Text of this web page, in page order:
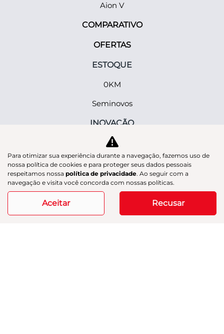
Aion V
COMPARATIVO
OFERTAS
ESTOQUE
0KM
Seminovos
INOVAÇÃO
Avanço tecnológico
Comunidade Conecta GAC
SERVIÇOS
Para otimizar sua experiência durante a navegação, fazemos uso de
nossa política de cookies e para proteger seus dados pessoais
respeitamos nossa política de privacidade. Ao seguir com a
navegação e visita você concorda com nossas políticas.
Aceitar Recusar